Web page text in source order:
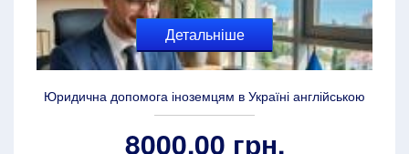
Детальніше
Юридична допомога іноземцям в Україні англійською
8000.00 грн.